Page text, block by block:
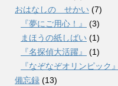
おはなしの せかい (7)
『夢にご用心！』
(3)
まほうの紙しばい (1)
『名探偵大活躍』
(1)
『なぞなぞオリンピック』
備忘録 (13)